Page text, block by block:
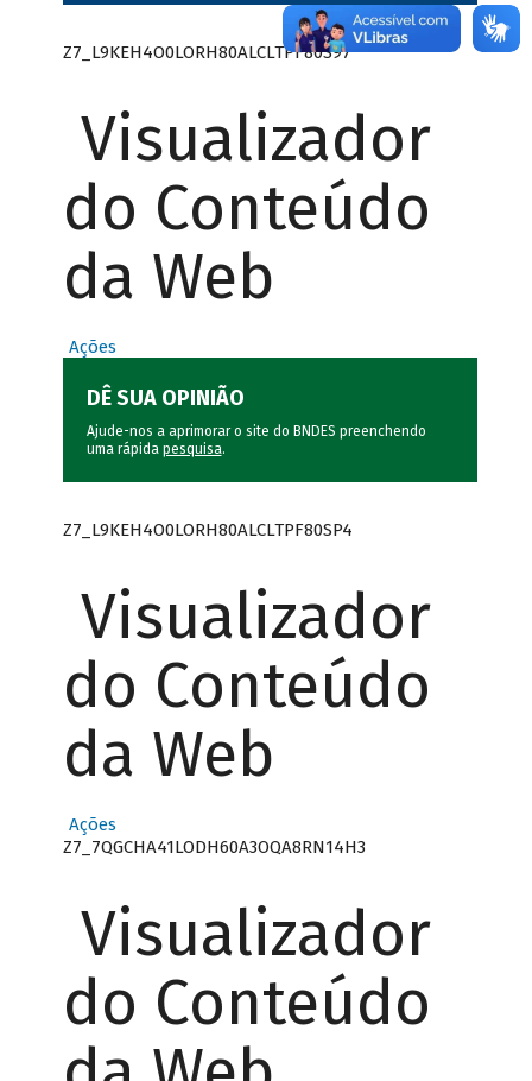
Z7_L9KEH4O0LORH80ALCLTPF80S97
Visualizador
do Conteúdo
da Web
Ações
DÊ SUA OPINIÃO
Ajude-nos a aprimorar o site do BNDES preenchendo
uma rápida pesquisa.
Z7_L9KEH4O0LORH80ALCLTPF80SP4
Visualizador
do Conteúdo
da Web
Ações
Z7_7QGCHA41LODH60A3OQA8RN14H3
Visualizador
do Conteúdo